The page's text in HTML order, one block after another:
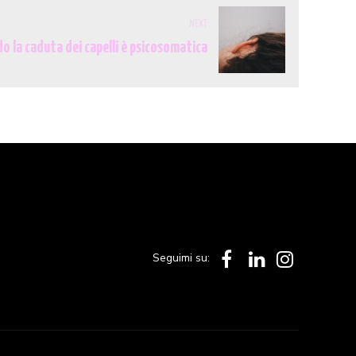
la caduta dei capelli è psicosomatica
Seguimi su: